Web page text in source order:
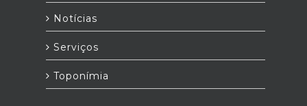
Notícias
Serviços
Toponímia